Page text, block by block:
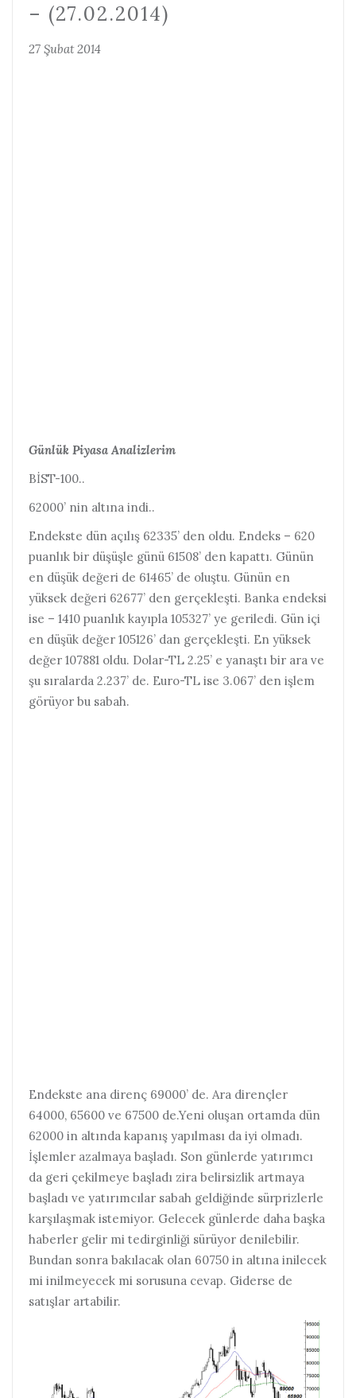
– (27.02.2014)
27 Şubat 2014
Günlük Piyasa Analizlerim
BİST-100..
62000’ nin altına indi..
Endekste dün açılış 62335’ den oldu. Endeks – 620
puanlık bir düşüşle günü 61508’ den kapattı. Günün
en düşük değeri de 61465’ de oluştu. Günün en
yüksek değeri 62677’ den gerçekleşti. Banka endeksi
ise – 1410 puanlık kayıpla 105327’ ye geriledi. Gün içi
en düşük değer 105126’ dan gerçekleşti. En yüksek
değer 107881 oldu. Dolar-TL 2.25’ e yanaştı bir ara ve
şu sıralarda 2.237’ de. Euro-TL ise 3.067’ den işlem
görüyor bu sabah.
Endekste ana direnç 69000’ de. Ara dirençler
64000, 65600 ve 67500 de.Yeni oluşan ortamda dün
62000 in altında kapanış yapılması da iyi olmadı.
İşlemler azalmaya başladı. Son günlerde yatırımcı
da geri çekilmeye başladı zira belirsizlik artmaya
başladı ve yatırımcılar sabah geldiğinde sürprizlerle
karşılaşmak istemiyor. Gelecek günlerde daha başka
haberler gelir mi tedirginliği sürüyor denilebilir.
Bundan sonra bakılacak olan 60750 in altına inilecek
mi inilmeyecek mi sorusuna cevap. Giderse de
satışlar artabilir.